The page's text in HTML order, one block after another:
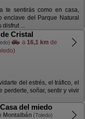
te sentirás como en casa,
enclave del Parque Natural
disfrut ...
Cristal
a 16,1 km de
del estrés, el tráfico, el
perderte, soñar, sentir y vivir
del miedo
Montalbán (Toledo)